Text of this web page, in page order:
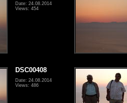
Date: 24.08.2014
Views: 454
DSC00408
Date: 24.08.2014
Views: 486